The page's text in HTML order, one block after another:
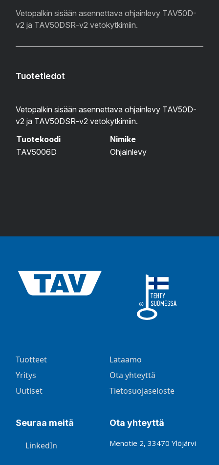
Vetopalkin sisään asennettava ohjainlevy TAV50D-
v2 ja TAV50DSR-v2 vetokytkimiin.
Tuotetiedot
Vetopalkin sisään asennettava ohjainlevy TAV50D-
v2 ja TAV50DSR-v2 vetokytkimiin.
Tuotekoodi
Nimike
TAV5006D
Ohjainlevy
Tuotteet
Yritys
Uutiset
Lataamo
Ota yhteyttä
Tietosuojaseloste
Seuraa meitä
LinkedIn
Ota yhteyttä
Menotie 2, 33470 Ylöjärvi